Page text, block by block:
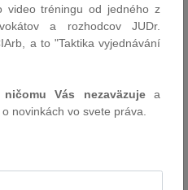
údaje
povinnosť uchovávať údaje
ktorá preventívne umožňuje, aby
video tréningu od jedného z
a rozhodcov JUDr.
a to "Taktika vyjednávání
Vás nezaväzujea
novinkách vo svete práva.